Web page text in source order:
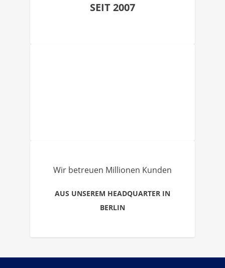
SEIT 2007
Wir betreuen Millionen Kunden
AUS UNSEREM HEADQUARTER IN
BERLIN